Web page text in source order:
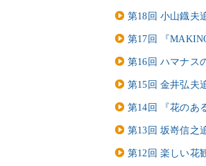
第18回 小山鐡夫
第17回 『
第16回 ハマナス
第15回 金井弘夫
第14回 『花のあ
第13回 坂嵜信之
第12回 楽しい花